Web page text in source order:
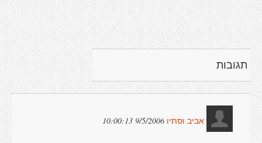
תגובות
אביב וסתיו 9/5/2006 10:00:13